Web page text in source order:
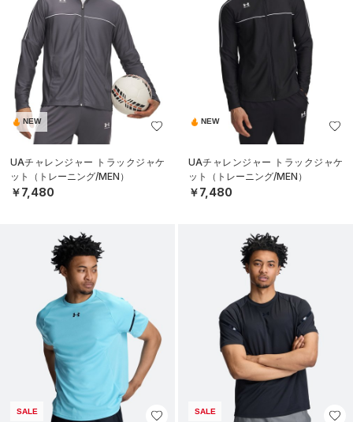
NEW
UAチャレンジャー トラックジャケ
ット（トレーニング/MEN）
￥7,480
NEW
UAチャレンジャー トラックジャケ
ット（トレーニング/MEN）
￥7,480
SALE SALE